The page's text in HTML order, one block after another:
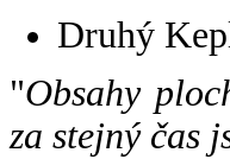
Druhý
"Obsahy
za stejný čas